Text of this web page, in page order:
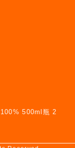
100% 500ml瓶 2